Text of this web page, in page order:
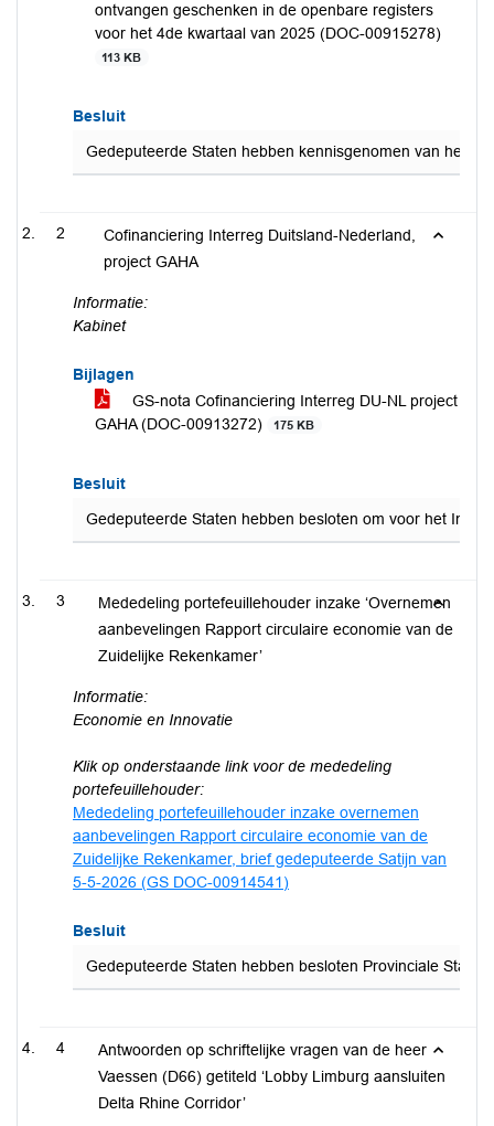
ontvangen geschenken in de openbare registers
voor het 4de kwartaal van 2025 (DOC-00915278)
113 KB
Besluit
Gedeputeerde Staten hebben kennisgenomen van het
2
Cofinanciering Interreg Duitsland-Nederland,
project GAHA
Informatie:
Kabinet
Bijlagen
GS-nota Cofinanciering Interreg DU-NL project
GAHA (DOC-00913272)
175 KB
Besluit
Gedeputeerde Staten hebben besloten om voor het
3
Mededeling portefeuillehouder inzake ‘Overnemen
aanbevelingen Rapport circulaire economie van de
Zuidelijke Rekenkamer’
Informatie:
Economie en Innovatie
Klik op onderstaande link voor de mededeling
portefeuillehouder:
Mededeling portefeuillehouder inzake overnemen
aanbevelingen Rapport circulaire economie van de
Zuidelijke Rekenkamer, brief gedeputeerde Satijn van
5-5-2026 (GS DOC-00914541)
Besluit
Gedeputeerde Staten hebben besloten Provinciale
4
Antwoorden op schriftelijke vragen van de heer
Vaessen (D66) getiteld ‘Lobby Limburg aansluiten
Delta Rhine Corridor’